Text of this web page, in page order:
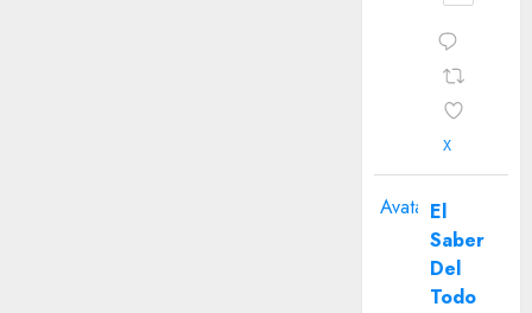
X
Avatar El
Saber
Del
Todo